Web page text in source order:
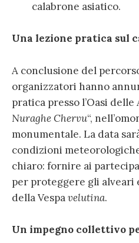
calabrone asiatico.
Una lezione pratica sul
A conclusione del
organizzatori hanno
pratica presso l’Oasi delle
Nuraghe Chervu“,
monumentale. La data
condizioni
chiaro: fornire ai
per proteggere gli alveari
della Vespavelutina.
Un impegno collettivo